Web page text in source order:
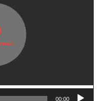
00:00